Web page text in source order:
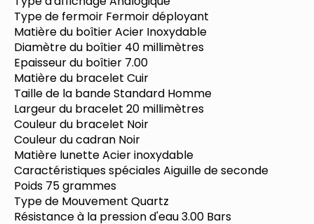
Type de fermoir Fermoir déployant
Matière du boîtier Acier Inoxydable
Diamètre du boîtier 40 millimètres
Epaisseur du boîtier 7.00
Matière du bracelet Cuir
Taille de la bande Standard Homme
Largeur du bracelet 20 millimètres
Couleur du bracelet Noir
Couleur du cadran Noir
Matière lunette Acier inoxydable
Caractéristiques spéciales Aiguille de seconde
Poids 75 grammes
Type de Mouvement Quartz
Résistance à la pression d'eau 3.00 Bars